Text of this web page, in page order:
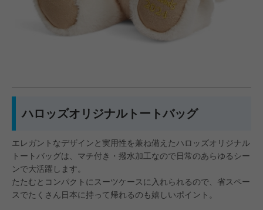
ハロッズオリジナルトートバッグ
エレガントなデザインと実用性を兼ね備えたハロッズオリジナル
トートバッグは、マチ付き・撥水加工なので日常のあらゆるシー
ンで大活躍します。
たたむとコンパクトにスーツケースに入れられるので、省スペー
スでたくさん日本に持って帰れるのも嬉しいポイント。